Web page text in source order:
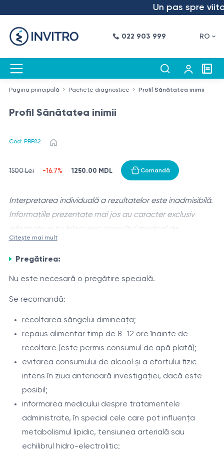
Un pas spre
022 903 999 RO
Pagina principală Pachete diagnostice Profil Sănătatea inimii
Profil Sănătatea inimii
Cod: PRF82
1500 Lei -16.7% 1250.00 MDL Comandă
Interpretarea individuală a rezultatelor este inadmisibilă.
Informațiile prezentate mai jos au caracter exclusiv
informativ și nu înlocuiesc consultul medical de
specialitate.
analize de laborator destinat evaluării factorilor de risc
cardiovascular, metabolismului lipidic, echilibrului hidro-
Investigația contribuie la evaluarea riscului de
tulburărilor metabolismului lipidic și ale echilibrului
electrolitic, precum și la determinarea markerilor
biochimici ai inflamației și ai suprasolicitării inimii. Profilul
poate fi utilizat atât în scop preventiv, cât și pentru
monitorizarea pacienților cu boli cardiovasculare sau
factori de risc.
Componente
Profil lipidic
Colesterol total
metabolismului lipidic și a riscului de ateroscleroză.
Colesterol LDL– principalul indicator al riscului de
formare a plăcilor aterosclerotice.
Colesterol HDL – colesterolul „protector”, implicat
Electroliți
Citește mai mult
Pregătirea:
Nu este necesară o pregătire specială.
Se recomandă:
recoltarea sângelui dimineața;
repaus alimentar timp de 8–12 ore înainte de
recoltare (este permis consumul de apă plată);
evitarea consumului de alcool și a efortului fizic
intens în ziua anterioară investigației, dacă este
posibil;
informarea medicului despre tratamentele
administrate, în special cele care pot influența
metabolismul lipidic, tensiunea arterială sau
echilibrul hidro-electrolitic;